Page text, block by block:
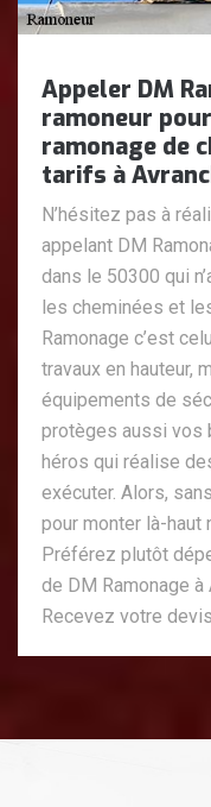
Appeler DM
ramoneur
ramonage de
tarifs à
N’hésitez pas à
appelant DM
dans le 50300 qui
les cheminées et
Ramonage c’est
travaux en hauteur,
équipements de
protèges aussi vos
héros qui réalise
exécuter. Alors,
pour monter là-haut
Préférez plutôt
de DM Ramonage
Recevez votre